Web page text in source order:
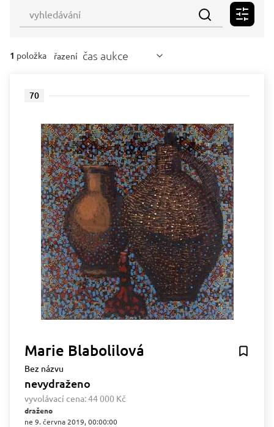
1 položka řazení čas aukce
70
Marie Blabolilová
Bez názvu
nevydraženo
vyvolávací cena:44 000 Kč
draženo
ne 9. června 2019, 00:00:00